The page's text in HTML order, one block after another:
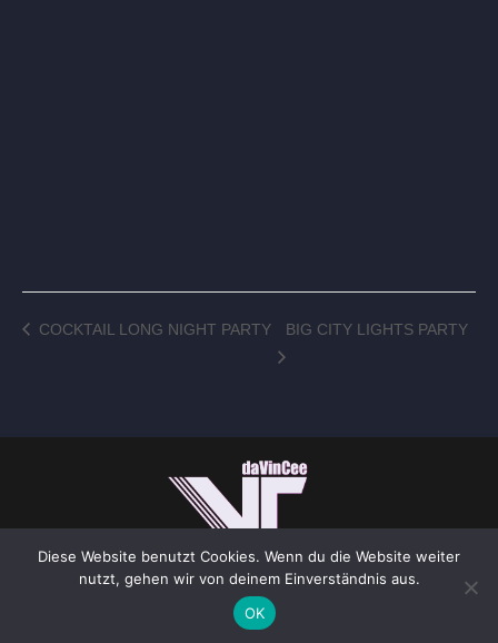
COCKTAIL LONG NIGHT PARTY BIG CITY LIGHTS PARTY
ALL RIGHTS RESERVED © 2026
Diese Website benutzt Cookies. Wenn du die Website weiter
nutzt, gehen wir von deinem Einverständnis aus.
OK